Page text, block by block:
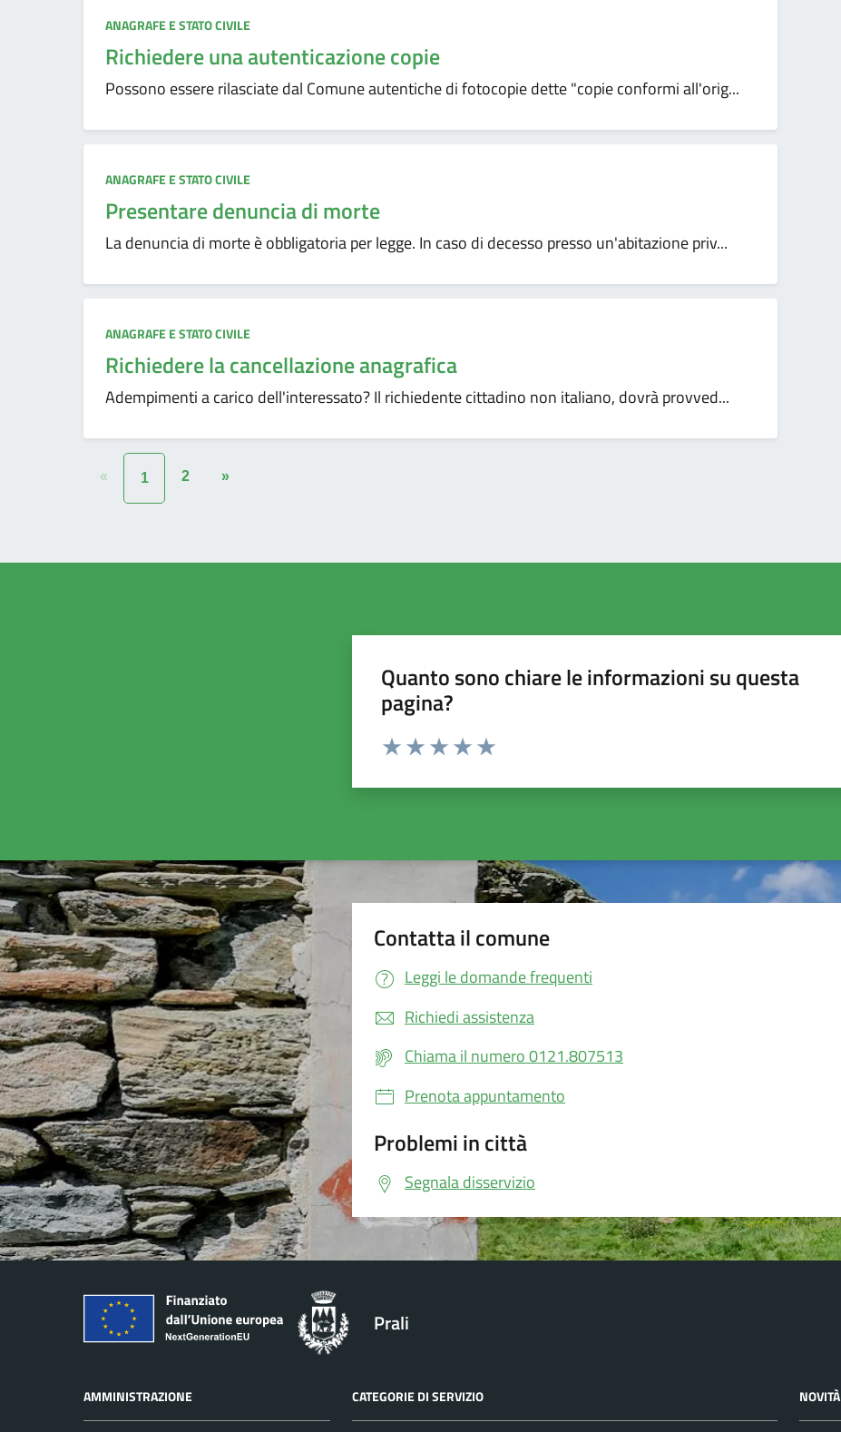
ANAGRAFE E STATO CIVILE
Richiedere una autenticazione copie
Possono essere rilasciate dal Comune autentiche di fotocopie dette "copie conformi all'orig...
ANAGRAFE E STATO CIVILE
Presentare denuncia di morte
La denuncia di morte è obbligatoria per legge. In caso di decesso presso un'abitazione priv...
ANAGRAFE E STATO CIVILE
Richiedere la cancellazione anagrafica
Adempimenti a carico dell'interessato? Il richiedente cittadino non italiano, dovrà provved...
« 1 2 »
Quanto sono chiare le informazioni su questa
pagina?
Valuta da 1 a 5 stelle la pagina
Contatta il comune
Leggi le domande frequenti
Richiedi assistenza
Chiama il numero 0121.807513
Prenota appuntamento
Problemi in città
Segnala disservizio
Prali
AMMINISTRAZIONE CATEGORIE DI SERVIZIO NOVITÀ